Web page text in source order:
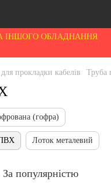
ІНШОГО ОБЛАДНАННЯ
прокладки кабелів Труба
(гофра)
ПВХ Лоток металевий
За популярністю